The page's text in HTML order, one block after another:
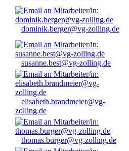
dominik.berger@vg-zolling.de
susanne.best@vg-zolling.de
elisabeth.brandmeier@vg-
zolling.de
thomas.burger@vg-zolling.de